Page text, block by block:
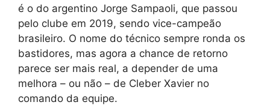
é o do argentino Jorge Sampaoli, que passou
pelo clube em 2019, sendo vice-campeão
brasileiro. O nome do técnico sempre ronda os
bastidores, mas agora a chance de retorno
parece ser mais real, a depender de uma
melhora – ou não – de Cleber Xavier no
comando da equipe.